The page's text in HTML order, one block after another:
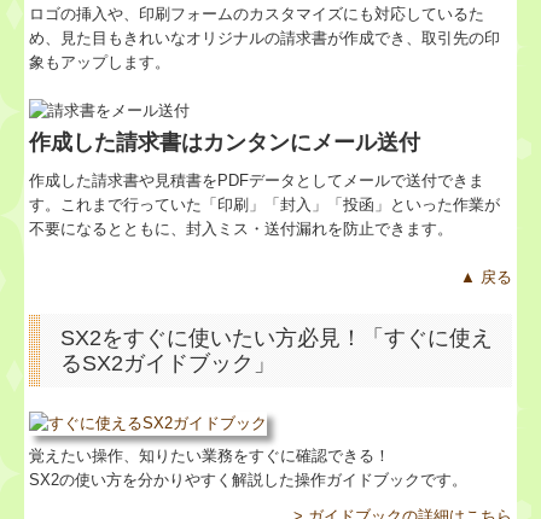
ロゴの挿入や、印刷フォームのカスタマイズにも対応しているた
め、見た目もきれいなオリジナルの請求書が作成でき、取引先の印
象もアップします。
作成した請求書はカンタンにメール送付
作成した請求書や見積書をPDFデータとしてメールで送付できま
す。これまで行っていた「印刷」「封入」「投函」といった作業が
不要になるとともに、封入ミス・送付漏れを防止できます。
▲ 戻る
SX2をすぐに使いたい方必見！「すぐに使え
るSX2ガイドブック」
覚えたい操作、知りたい業務をすぐに確認できる！
SX2の使い方を分かりやすく解説した操作ガイドブックです。